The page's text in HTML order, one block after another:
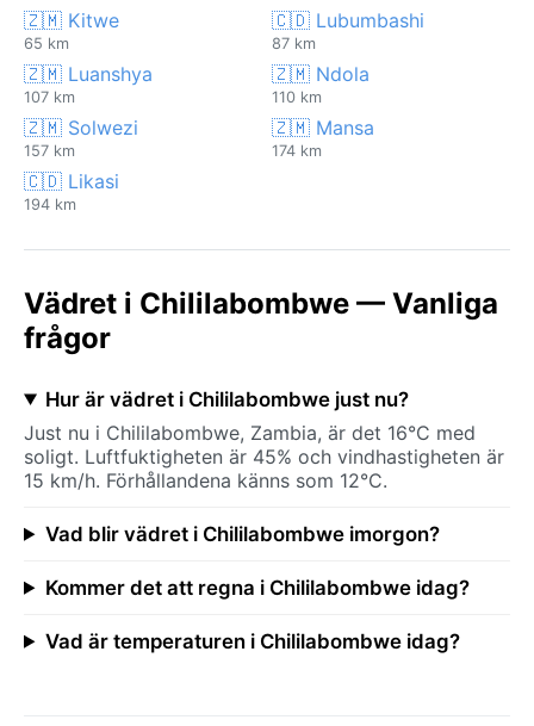
🇿🇲 Kitwe
65 km
🇨🇩 Lubumbashi
87 km
🇿🇲 Luanshya
107 km
🇿🇲 Ndola
110 km
🇿🇲 Solwezi
157 km
🇿🇲 Mansa
174 km
🇨🇩 Likasi
194 km
Vädret i Chililabombwe — Vanliga
frågor
Hur är vädret i Chililabombwe just nu?
Just nu i Chililabombwe, Zambia, är det 16°C med
soligt. Luftfuktigheten är 45% och vindhastigheten är
15 km/h. Förhållandena känns som 12°C.
Vad blir vädret i Chililabombwe imorgon?
Kommer det att regna i Chililabombwe idag?
Vad är temperaturen i Chililabombwe idag?